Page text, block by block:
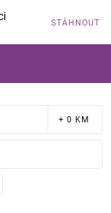
STÁHNOUT
+ 0 KM